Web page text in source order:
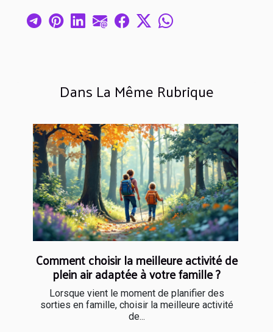
Dans La Même Rubrique
Comment choisir la meilleure activité de
plein air adaptée à votre famille ?
Lorsque vient le moment de planifier des
sorties en famille, choisir la meilleure activité
de...